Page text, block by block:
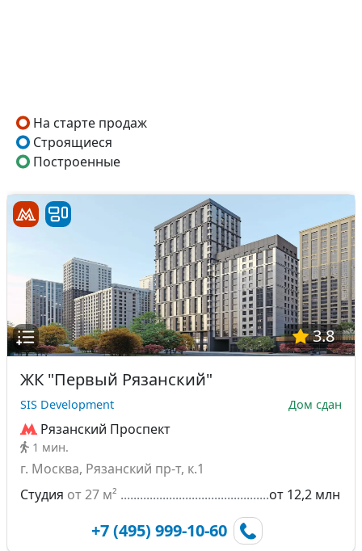
На старте продаж
Строящиеся
Построенные
3.8
ЖК "Первый Рязанский"
SIS Development Дом сдан
Рязанский Проспект
1 мин.
г. Москва, Рязанский пр-т, к.1
Студия от 27 м² от 12,2 млн
+7 (495) 999-10-60